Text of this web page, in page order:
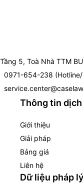
Tầng 5, Toà Nhà TTM
0971-654-238 (Hotline/
Thông tin dịch
Giới thiệu
Giải pháp
Bảng giá
Liên hệ
Dữ liệu pháp lý